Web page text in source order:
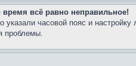
всё равно неправильное!
часовой пояс и
проблемы.